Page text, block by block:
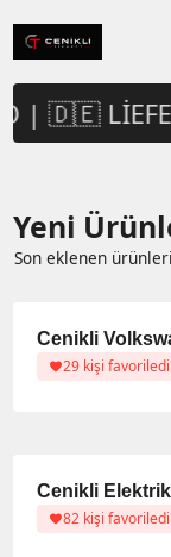
Hobi
3D Baskı İle
Orijinal
3D Baskı İle
Ofis
3D Baskı İle
Telefon
3D Baskı İle
Yeni
Son eklenen
29 kişi favoriledi
Cenikli
82 kişi favoriledi